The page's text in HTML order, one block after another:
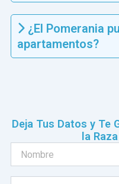
¿El Pomerania
apartamentos?
Deja Tus Datos y Te
la